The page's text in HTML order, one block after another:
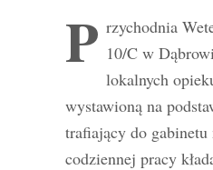
P rzychodnia
10/C w
lokalnych
wystawioną na
trafiający do
codziennej pracy